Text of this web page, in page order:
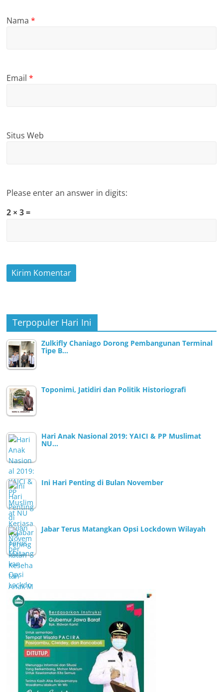
Nama*
Email*
Situs Web
Please enter an answer in digits:
2 × 3 =
Terpopuler Hari Ini
Zulkifly Chaniago Dorong Pembangunan Terminal
Tipe B…
Toponimi, Jatidiri dan Politik Historiografi
Hari Anak Nasional 2019: YAICI & PP Muslimat
NU…
Ini Hari Penting di Bulan November
Jabar Terus Matangkan Opsi Lockdown Wilayah